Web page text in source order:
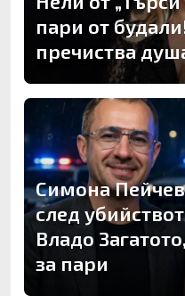
пари от
пречиства
Симона
след
Владо
за пари